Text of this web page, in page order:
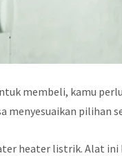
membeli, kamu
menyesuaikan pilihan
heater listrik. Alat